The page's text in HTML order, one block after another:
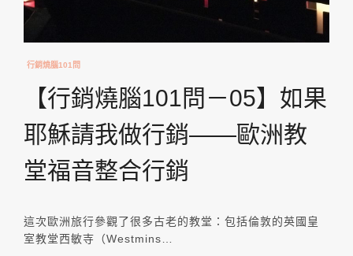
行銷燒腦101問
【行銷燒腦101問－05】如果
耶穌請我做行銷——歐洲教
堂福音整合行銷
這次歐洲旅行參觀了很多古老的教堂：包括倫敦的英國皇
室教堂西敏寺（Westmins…